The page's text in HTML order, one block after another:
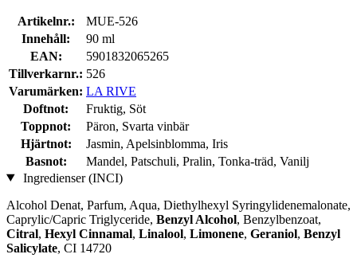
Artikelnr.:
MUE-526
Innehåll:
90 ml
EAN:
5901832065265
Tillverkarnr.: 526
Varumärken: LA RIVE
Doftnot:
Fruktig, Söt
Toppnot:
Päron, Svarta vinbär
Hjärtnot:
Jasmin, Apelsinblomma, Iris
Basnot:
Mandel, Patschuli, Pralin, Tonka-träd, Vanilj
Ingredienser (INCI)
Alcohol Denat, Parfum, Aqua, Diethylhexyl Syringylidenemalonate,
Caprylic/Capric Triglyceride, Benzyl Alcohol, Benzylbenzoat,
Citral, Hexyl Cinnamal, Linalool, Limonene, Geraniol, Benzyl
Salicylate, CI 14720